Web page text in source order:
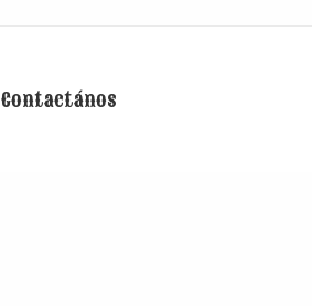
Contactános